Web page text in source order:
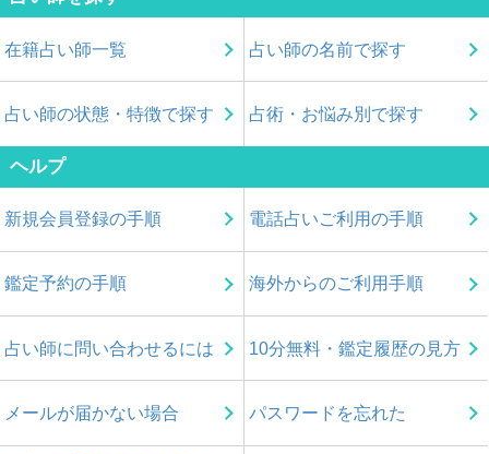
在籍占い師一覧 占い師の名前で探す
占い師の状態・特徴で探す 占術・お悩み別で探す
ヘルプ
新規会員登録の手順 電話占いご利用の手順
鑑定予約の手順 海外からのご利用手順
占い師に問い合わせるには 10分無料・鑑定履歴の見方
メールが届かない場合 パスワードを忘れた